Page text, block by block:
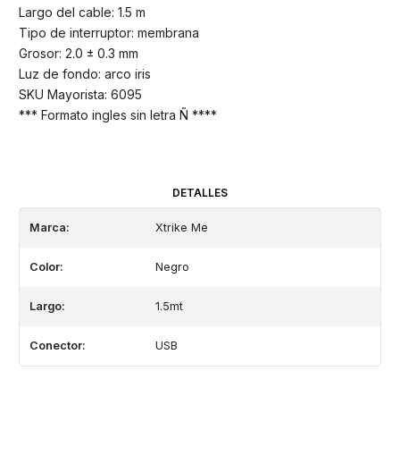
Largo del cable: 1.5 m
Tipo de interruptor: membrana
Grosor: 2.0 ± 0.3 mm
Luz de fondo: arco iris
SKU Mayorista: 6095
*** Formato ingles sin letra Ñ ****
DETALLES
Marca: Xtrike Me
Color: Negro
Largo: 1.5mt
Conector: USB